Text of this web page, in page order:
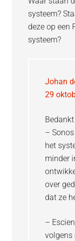
systeem?
deze op een
systeem?
Johan
29
–
het
minder
over
dat ze
–
volgens